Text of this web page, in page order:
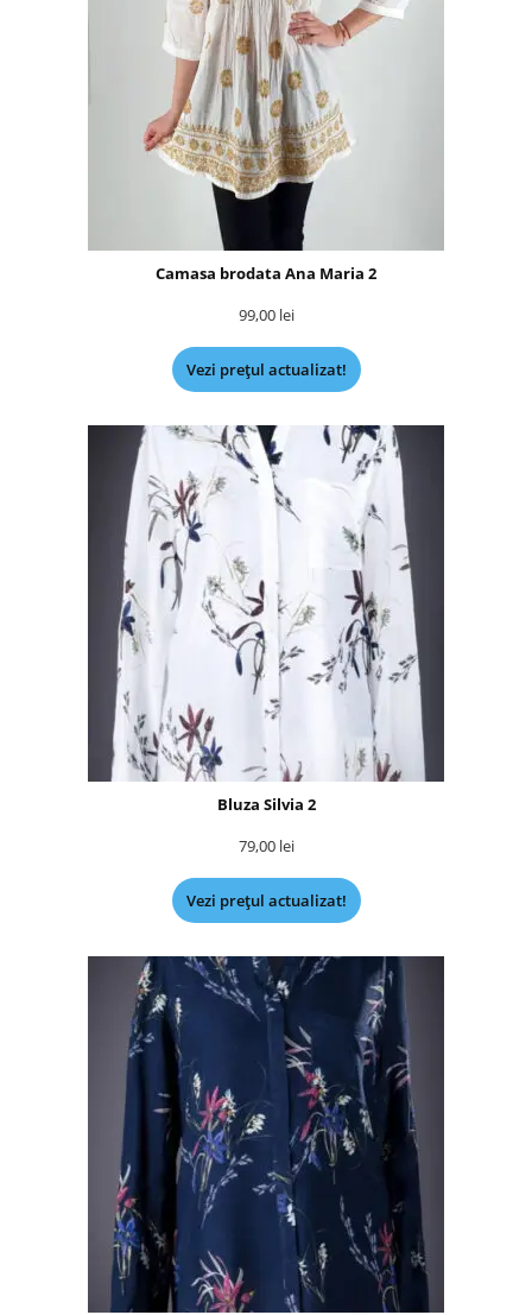
Camasa brodata Ana Maria 2
99,00 lei
Vezi prețul actualizat!
Bluza Silvia 2
79,00 lei
Vezi prețul actualizat!